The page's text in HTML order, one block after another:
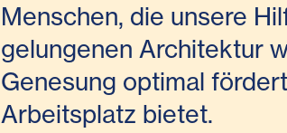
Menschen, die unsere
gelungenen Architektur
Genesung optimal
Arbeitsplatz bietet.